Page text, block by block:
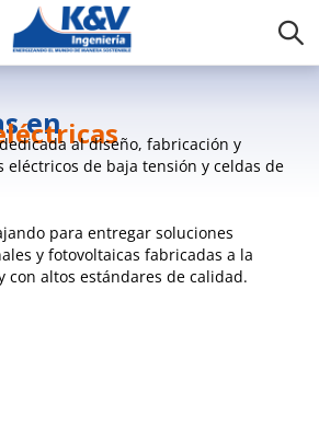
en
al diseño, fabricación y
eléctricos de baja tensión y celdas de
para entregar soluciones
y fotovoltaicas fabricadas a la
con altos estándares de calidad.